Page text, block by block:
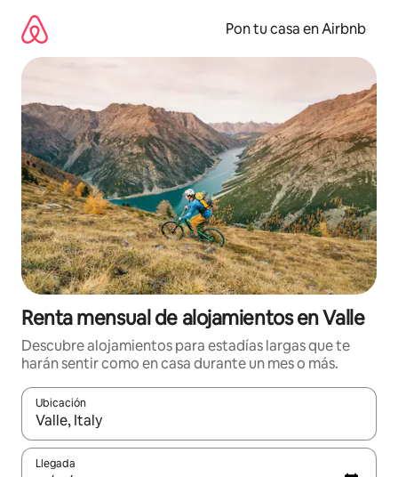
contenido
Pon tu casa en Airbnb
Renta mensual de alojamientos en Valle
Descubre alojamientos para estadías largas que te
harán sentir como en casa durante un mes o más.
Ubicación
Cuando los resultados estén disponibles, navega con las
Llegada